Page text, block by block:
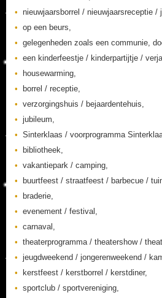
nieuwjaarsborrel / nieuwjaarsreceptie /
op een beurs,
gelegenheden zoals een communie,
een kinderfeestje / kinderpartijtje /
housewarming,
borrel / receptie,
verzorgingshuis / bejaardentehuis,
jubileum,
Sinterklaas / voorprogramma
bibliotheek,
vakantiepark / camping,
buurtfeest / straatfeest / barbecue /
braderie,
evenement / festival,
carnaval,
theaterprogramma / theatershow /
jeugdweekend / jongerenweekend /
kerstfeest / kerstborrel / kerstdiner,
sportclub / sportvereniging,